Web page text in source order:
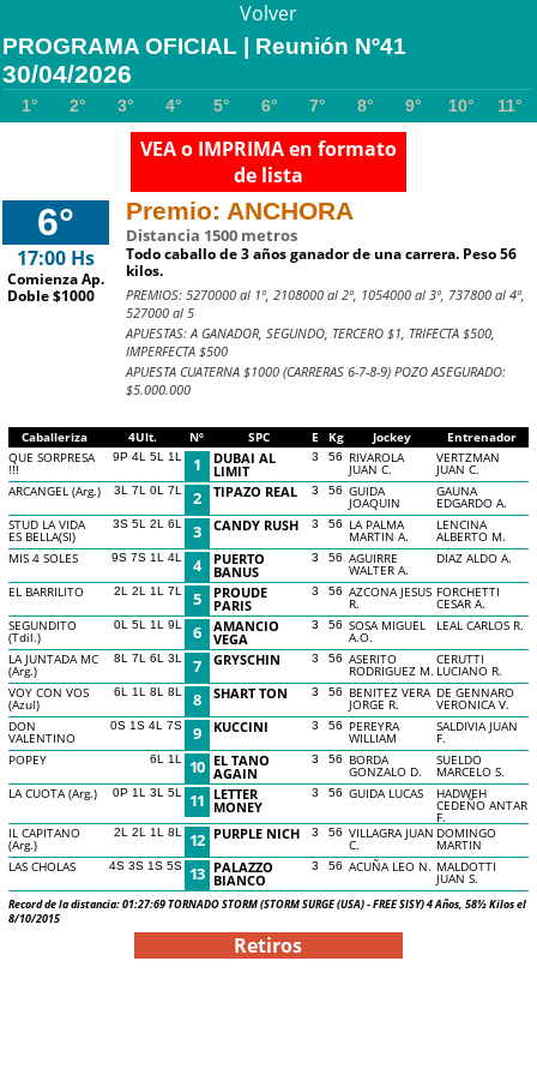
Volver
PROGRAMA OFICIAL | Reunión Nº41
30/04/2026
1° 2° 3° 4° 5° 6° 7° 8° 9° 10° 11°
VEA o IMPRIMA en formato
de lista
6°
17:00 Hs
Comienza Ap.
Doble $1000
Premio: ANCHORA
Distancia 1500 metros
Todo caballo de 3 años ganador de una carrera. Peso 56
kilos.
PREMIOS: 5270000 al 1º, 2108000 al 2º, 1054000 al 3º, 737800 al 4º,
527000 al 5
APUESTAS: A GANADOR, SEGUNDO, TERCERO $1, TRIFECTA $500,
IMPERFECTA $500
APUESTA CUATERNA $1000 (CARRERAS 6-7-8-9) POZO ASEGURADO:
$5.000.000
Caballeriza 4Ult. Nº SPC E Kg Jockey Entrenador
QUE SORPRESA
!!!
9P 4L 5L 1L 1 DUBAI AL
LIMIT
3 56 RIVAROLA
JUAN C.
VERTZMAN
JUAN C.
ARCANGEL (Arg.)
3L 7L 0L 7L 2 TIPAZO REAL 3 56 GUIDA
JOAQUIN
GAUNA
EDGARDO A.
STUD LA VIDA
ES BELLA(SI)
3S 5L 2L 6L 3 CANDY RUSH 3 56 LA PALMA
MARTIN A.
LENCINA
ALBERTO M.
MIS 4 SOLES
9S 7S 1L 4L 4 PUERTO
BANUS
3 56 AGUIRRE
WALTER A.
DIAZ ALDO A.
EL BARRILITO
2L 2L 1L 7L 5 PROUDE
PARIS
3 56 AZCONA JESUS
R.
FORCHETTI
CESAR A.
SEGUNDITO
(Tdil.)
0L 5L 1L 9L 6 AMANCIO
VEGA
3 56 SOSA MIGUEL
A.O.
LEAL CARLOS R.
LA JUNTADA MC
(Arg.)
8L 7L 6L 3L 7 GRYSCHIN 3 56 ASERITO
RODRIGUEZ M.
CERUTTI
LUCIANO R.
VOY CON VOS
(Azul)
6L 1L 8L 8L 8 SHART TON 3 56 BENITEZ VERA
JORGE R.
DE GENNARO
VERONICA V.
DON
VALENTINO
0S 1S 4L 7S 9 KUCCINI 3 56 PEREYRA
WILLIAM
SALDIVIA JUAN
F.
POPEY
6L 1L 10 EL TANO
AGAIN
3 56 BORDA
GONZALO D.
SUELDO
MARCELO S.
LA CUOTA (Arg.)
0P 1L 3L 5L 11 LETTER
MONEY
3 56 GUIDA LUCAS HADWEH
CEDEÑO ANTAR
F.
IL CAPITANO
(Arg.)
2L 2L 1L 8L 12 PURPLE NICH 3 56 VILLAGRA JUAN
C.
DOMINGO
MARTIN
LAS CHOLAS
4S 3S 1S 5S 13 PALAZZO
BIANCO
3 56 ACUÑA LEO N. MALDOTTI
JUAN S.
Record de la distancia: 01:27:69 TORNADO STORM (STORM SURGE (USA) - FREE SISY) 4 Años, 58½ Kilos el
8/10/2015
Retiros